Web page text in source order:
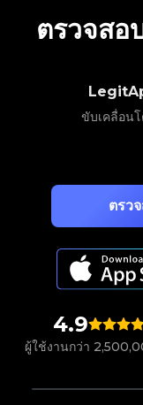
4.9
ผู้ใช้งานกว่า
ตรว
ขับเคลื่อน
ตรวจสอ